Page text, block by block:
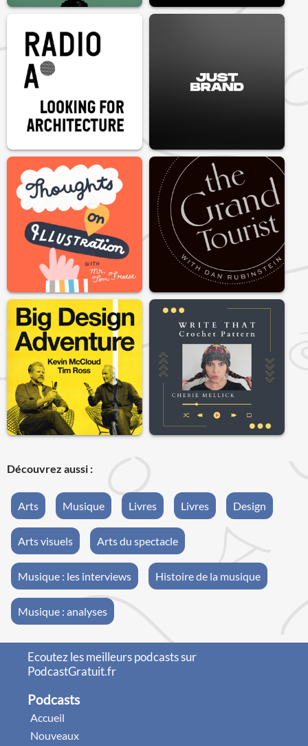
Découvrez aussi :
Arts Musique Livres Livres Design
Arts visuels Arts du spectacle
Musique : les interviews Histoire de la musique
Musique : analyses
Ecoutez les meilleurs podcasts sur
PodcastGratuit.fr
Podcasts
Accueil
Nouveaux